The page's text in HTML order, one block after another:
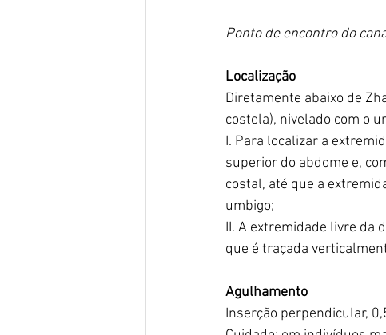
Ponto de encontro do
Localização
Diretamente abaixo de
costela), nivelado com o
I. Para localizar a
superior do abdome e,
costal, até que a
umbigo;
II. A extremidade livre da
que é traçada
Agulhamento
Inserção perpendicular,